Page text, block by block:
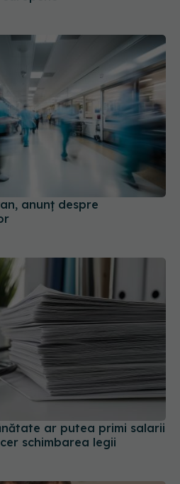
anunț despre
ar putea primi salarii